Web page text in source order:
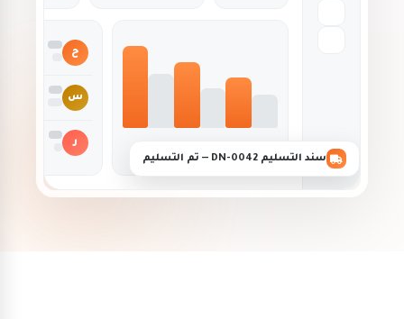
ح
س
ر
سند التسليم DN-0042 — تم التسليم